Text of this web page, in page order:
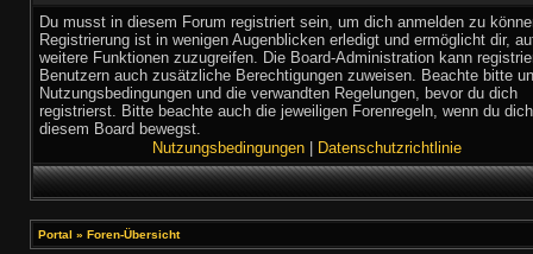
Du musst in diesem Forum registriert sein, um dich anmelden zu
Registrierung ist in wenigen Augenblicken erledigt und ermöglicht dir,
weitere Funktionen zuzugreifen. Die Board-Administration kann
Benutzern auch zusätzliche Berechtigungen zuweisen. Beachte bitte
Nutzungsbedingungen und die verwandten Regelungen, bevor du dich
registrierst. Bitte beachte auch die jeweiligen Forenregeln, wenn du
diesem Board bewegst.
Nutzungsbedingungen
Datenschutzrichtlinie
Portal » Foren-Übersicht